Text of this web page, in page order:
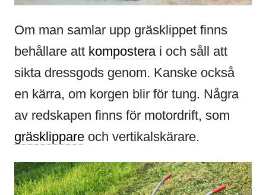
Om man samlar upp gräsklippet finns
behållare att kompostera i och såll att
sikta dressgods genom. Kanske också
en kärra, om korgen blir för tung. Några
av redskapen finns för motordrift, som
gräsklippare och vertikalskärare.